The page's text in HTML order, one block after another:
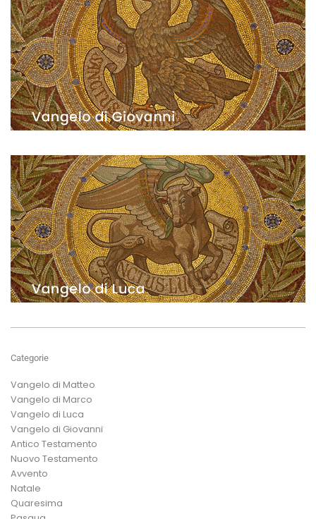
Categorie
Vangelo di Matteo
Vangelo di Marco
Vangelo di Luca
Vangelo di Giovanni
Antico Testamento
Nuovo Testamento
Avvento
Natale
Quaresima